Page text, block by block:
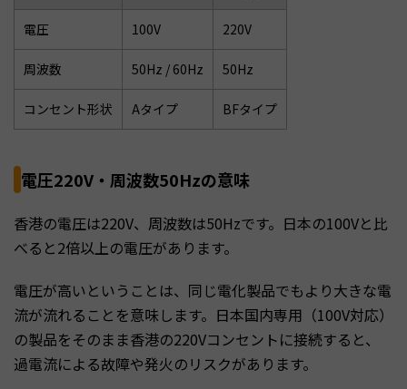
電圧 100V 220V
周波数 50Hz / 60Hz 50Hz
コンセント形状 Aタイプ BFタイプ
電圧220V・周波数50Hzの意味
香港の電圧は220V、周波数は50Hzです。日本の100Vと比
べると2倍以上の電圧があります。
電圧が高いということは、同じ電化製品でもより大きな電
流が流れることを意味します。日本国内専用（100V対応）
の製品をそのまま香港の220Vコンセントに接続すると、
過電流による故障や発火のリスクがあります。